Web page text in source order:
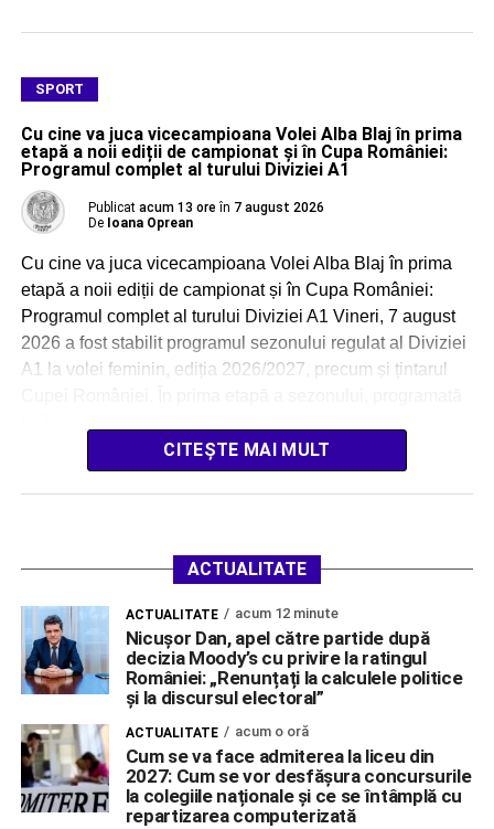
SPORT
Cu cine va juca vicecampioana Volei Alba Blaj în prima
etapă a noii ediții de campionat și în Cupa României:
Programul complet al turului Diviziei A1
Publicat acum 13 ore în 7 august 2026
De Ioana Oprean
Cu cine va juca vicecampioana Volei Alba Blaj în prima
etapă a noii ediții de campionat și în Cupa României:
Programul complet al turului Diviziei A1 Vineri, 7 august
2026 a fost stabilit programul sezonului regulat al Diviziei
A1 la volei feminin, ediția 2026/2027, precum și țintarul
CITEȘTE MAI MULT
ACTUALITATE
ACTUALITATE acum 12 minute
Nicușor Dan, apel către partide după
decizia Moody’s cu privire la ratingul
României: „Renunțați la calculele politice
și la discursul electoral”
ACTUALITATE acum o oră
Cum se va face admiterea la liceu din
2027: Cum se vor desfășura concursurile
la colegiile naționale și ce se întâmplă cu
repartizarea computerizată